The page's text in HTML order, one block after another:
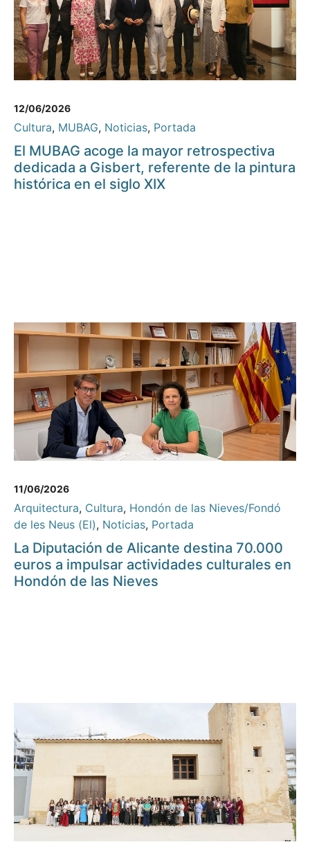
12/06/2026
Cultura, MUBAG, Noticias, Portada
El MUBAG acoge la mayor retrospectiva
dedicada a Gisbert, referente de la pintura
histórica en el siglo XIX
11/06/2026
Arquitectura, Cultura, Hondón de las Nieves/Fondó
de les Neus (El), Noticias, Portada
La Diputación de Alicante destina 70.000
euros a impulsar actividades culturales en
Hondón de las Nieves